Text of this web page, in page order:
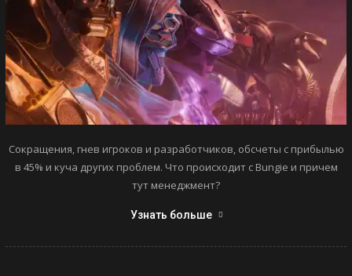
Сокращения, гнев игроков и разработчиков, обсчеты с прибылью
в 45% и куча других проблем. Что происходит с Bungie и причем
тут менеджмент?
Узнать больше